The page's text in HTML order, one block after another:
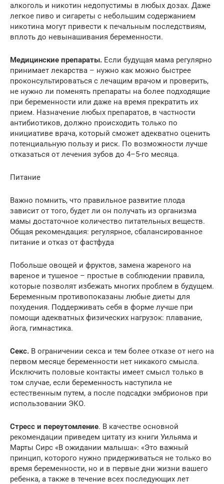
алкоголь и никотин недопустимы в любых дозах. Даже
легкое пиво и сигареты с небольшим содержанием
никотина могут привести к печальным последствиям,
вплоть до невынашивания беременности.
Медицинские препараты. Если будущая мама регулярно
принимает лекарства – нужно как можно быстрее
проконсультироваться с лечащим врачом и проверить,
не нужно ли поменять препараты на более подходящие
при беременности или даже на время прекратить их
прием. Назначение любых препаратов, в частности
антибиотиков, должно происходить только по
инициативе врача, который сможет адекватно оценить
потенциальную пользу и риск. По возможности лучше
отказаться от лечения зубов до 4–5-го месяца.
Питание
Важно помнить, что правильное развитие плода
зависит от того, будет ли он получать из организма
мамы достаточное количество питательных веществ.
Общая рекомендация: регулярное, сбалансированное
питание и отказ от фастфуда
Побольше овощей и фруктов, замена жареного на
вареное и тушеное – простые в соблюдении правила,
которые позволят избежать многих проблем в будущем.
Беременным противопоказаны любые диеты для
похудения. Поддерживать себя в форме лучше при
помощи адекватных физических нагрузок: плавание,
йога, гимнастика.
Секс. В ограничении секса и тем более отказе от него на
первом месяце беременности нет никакого смысла.
Исключить половые контакты имеет смысл только в
том случае, если беременность наступила не
естественным путем, а после подсадки эмбрионов при
использовании ЭКО.
Стресс и переутомление. В качестве основной
рекомендации приведем цитату из книги Уильяма и
Марты Сирс «В ожидании малыша»: «Это важный
принцип, которого нужно придерживаться не только во
время беременности, но и в первые дни жизни вашего
ребенка, а также в течение всех последующих лет